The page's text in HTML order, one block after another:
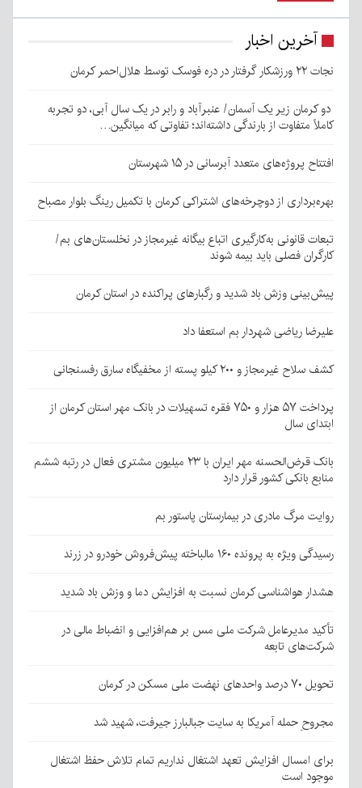
آخرین اخبار
نجات ۲۲ ورزشکار گرفتار در دره فوسک توسط هلال‌احمر کرمان
دو کرمان زیر یک آسمان/ عنبرآباد و رابر در یک سال آبی، دو تجربه
کاملاً متفاوت از بارندگی داشته‌اند؛ تفاوتی که میانگین…
افتتاح پروژه‌های متعدد آبرسانی در ۱۵ شهرستان
بهره‌برداری از دوچرخه‌های اشتراکی کرمان با تکمیل رینگ بلوار مصباح
تبعات قانونی به‌کارگیری اتباع بیگانه غیرمجاز در نخلستان‌های بم/
کارگران فصلی باید بیمه شوند
پیش‌بینی وزش باد شدید و رگبارهای پراکنده در استان کرمان
علیرضا ریاضی شهردار بم استعفا داد
کشف سلاح غیرمجاز و ۲۰۰ کیلو پسته از مخفیگاه سارق رفسنجانی
پرداخت ۵۷ هزار و ۷۵۰ فقره تسهیلات در بانک مهر استان کرمان از
ابتدای سال
بانک قرض‌الحسنه مهر ایران با ۲۳ میلیون مشتری فعال در رتبه ششم
منابع بانکی کشور قرار دارد
روایت مرگ مادری در بیمارستان پاستور بم
رسیدگی ویژه به پرونده ۱۶۰ مالباخته پیش‌فروش خودرو در زرند
هشدار هواشناسی کرمان نسبت به افزایش دما و وزش باد شدید
تأکید مدیرعامل شرکت ملی مس بر هم‌افزایی و انضباط مالی در
شرکت‌های تابعه
تحویل ۷۰ درصد واحدهای نهضت ملی مسکن در کرمان
مجروحِ حمله آمریکا به سایت جبالبارز جیرفت، شهید شد
برای امسال افزایش تعهد اشتغال نداریم تمام تلاش حفظ اشتغال
موجود است